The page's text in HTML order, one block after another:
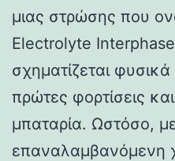
μιας στρώσης που
Electrolyte
σχηματίζεται
πρώτες φορτίσεις
μπαταρία. Ωστόσο,
επαναλαμβανόμενη